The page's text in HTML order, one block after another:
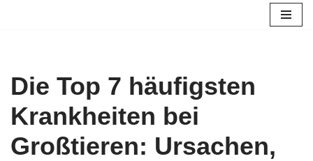
Die Top 7 häufigsten
Krankheiten bei
Großtieren: Ursachen,